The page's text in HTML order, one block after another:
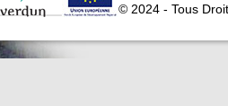
© 2024 - Tous